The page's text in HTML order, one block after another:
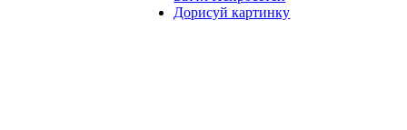
Дорисуй картинку